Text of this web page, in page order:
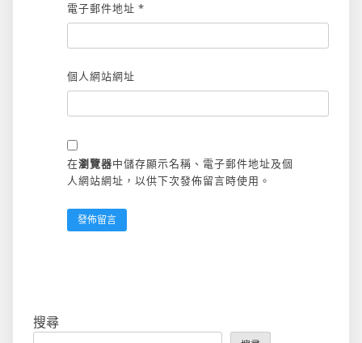
電子郵件地址 *
個人網站網址
在瀏覽器中儲存顯示名稱、電子郵件地址及個
人網站網址，以供下次發佈留言時使用。
搜尋